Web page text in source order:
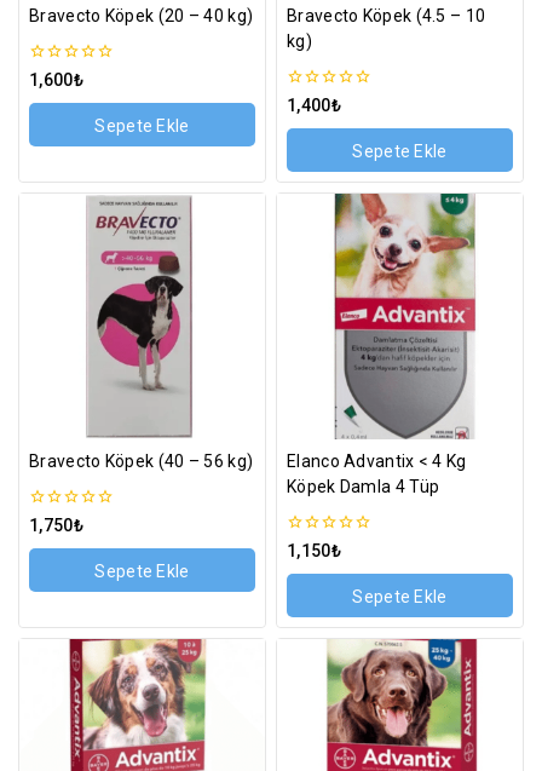
Bravecto Köpek (20 – 40 kg)
0
üzerinden
1,600₺
Sepete Ekle
Bravecto Köpek (4.5 – 10
kg)
0
üzerinden
1,400₺
Sepete Ekle
Bravecto Köpek (40 – 56 kg)
0
üzerinden
1,750₺
Sepete Ekle
Elanco Advantix < 4 Kg
Köpek Damla 4 Tüp
0
üzerinden
1,150₺
Sepete Ekle